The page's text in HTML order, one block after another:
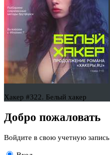
Хакер #322. Белый хакер
Добро пожаловать
Войдите в свою учетную запись